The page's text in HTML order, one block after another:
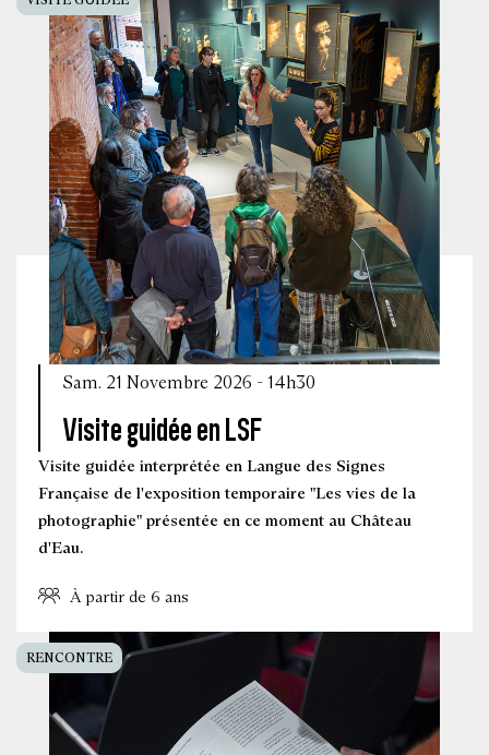
Visite guidée en LSF
Sam. 21 Novembre 2026 - 14h30
Visite guidée interprétée en Langue des Signes
Française de l'exposition temporaire "Les vies de la
photographie" présentée en ce moment au Château
d'Eau.
À partir de 6 ans
RENCONTRE